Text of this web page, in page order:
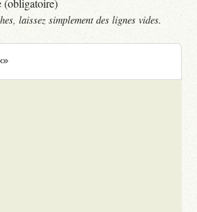
laissez simplement des lignes vides.